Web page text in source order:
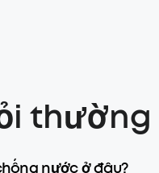
nước ở đâu?